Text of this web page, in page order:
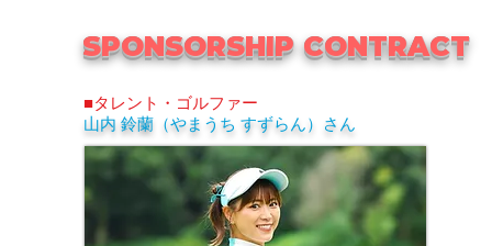
SPONSORSHIP CONTRACT
■タレント・ゴルファー
山内 鈴蘭（やまうち すずらん）さん